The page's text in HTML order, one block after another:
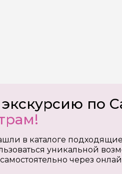
по
в каталоге
уникальной
через